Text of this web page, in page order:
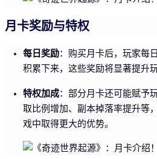
月卡奖励与特权
每日奖励：购买月卡后，玩家每
积累下来，这些奖励将显著提升
特权加成：部分月卡还可能赋予
取比例增加、副本掉落率提升等
戏中取得更大的优势。